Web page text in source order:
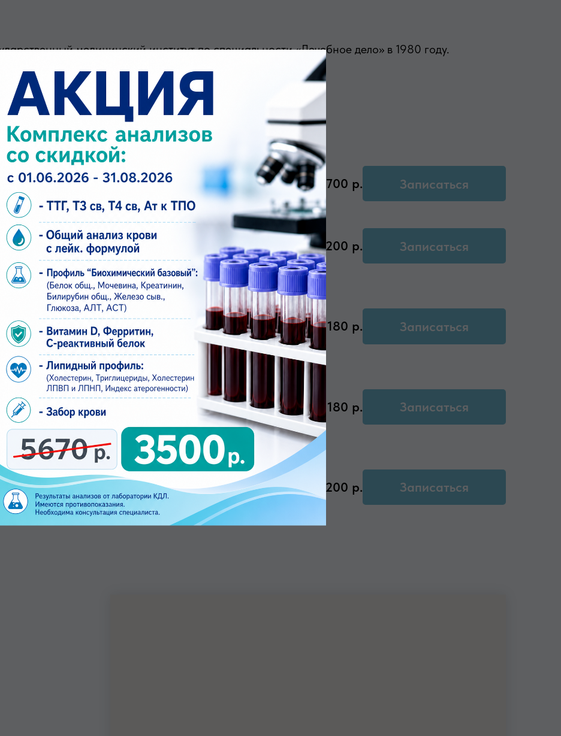
медицинский институт по специальности «Лечебное дело» в 1980 году.
«Дерматовенерология» от 22.04.2025 г.
ПЕРЕЧЕНЬ УСЛУГ
дерматовенеролога первичный 2700 р. Записаться
повторный (в течение месяца) 2200 р. Записаться
180 р. Записаться
180 р. Записаться
Дополнительная услуга на приеме врача. 200 р. Записаться